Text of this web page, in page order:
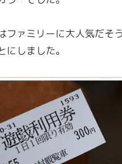
ファミリーに大人気だそ
にしました。